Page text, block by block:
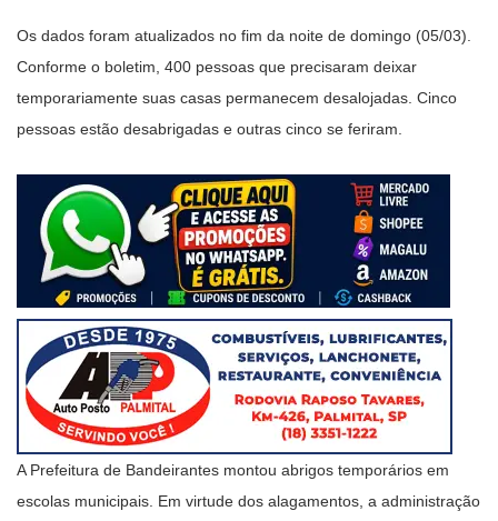
Os dados foram atualizados no fim da noite de domingo (05/03).
Conforme o boletim, 400 pessoas que precisaram deixar
temporariamente suas casas permanecem desalojadas. Cinco
pessoas estão desabrigadas e outras cinco se feriram.
A Prefeitura de Bandeirantes montou abrigos temporários em
escolas municipais. Em virtude dos alagamentos, a administração